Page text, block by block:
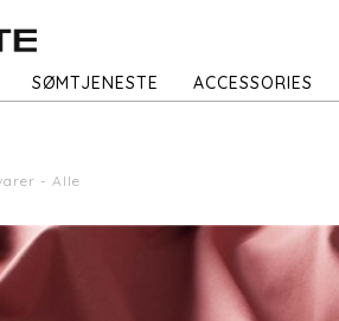
SØMTJENESTE ACCESSORIES
- Alle